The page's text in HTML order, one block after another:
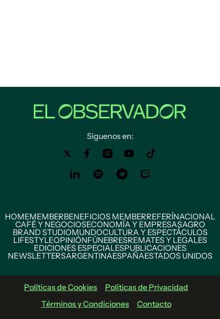
Siguenos en:
HOMEMEMBERBENEFICIOS MEMBERREFERÍNACIONAL
CAFÉ Y NEGOCIOSECONOMÍA Y EMPRESASAGRO
BRAND STUDIOMUNDOCULTURA Y ESPECTÁCULOS
LIFESTYLEOPINIÓNFÚNEBRESREMATES Y LEGALES
EDICIONES ESPECIALESPUBLICACIONES
NEWSLETTERSARGENTINAESPAÑAESTADOS UNIDOS
Políticas de Cookies
Políticas de Privacidad
Términos y Condiciones
Contacto